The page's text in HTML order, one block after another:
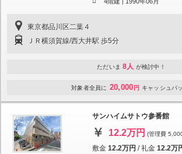
東京都品川区二葉４
ＪＲ横須賀線/西大井駅 歩5分
ただいま 8人 が検討中！
対象者全員に 20,000 円 キャッシュバ
サンハイムサトウ参番館
12.2万円 (管理費
敷金 12.2万円 /礼金 12.2万